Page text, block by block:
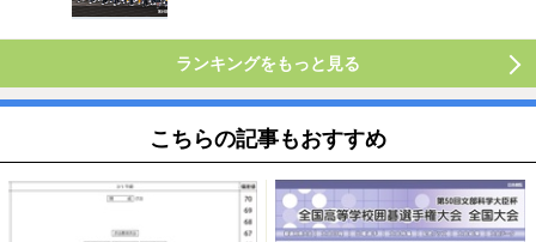
ランキングをもっと見る
こちらの記事もおすすめ